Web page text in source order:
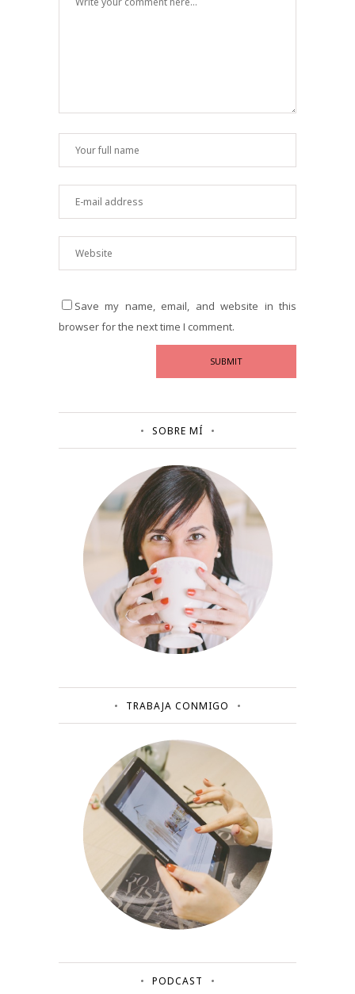
Save my name, email, and website in this
browser for the next time I comment.
SOBRE MÍ
TRABAJA CONMIGO
PODCAST